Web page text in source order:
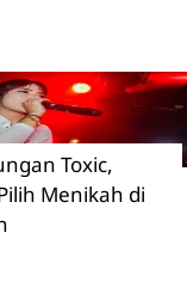
Toxic,
Menikah di